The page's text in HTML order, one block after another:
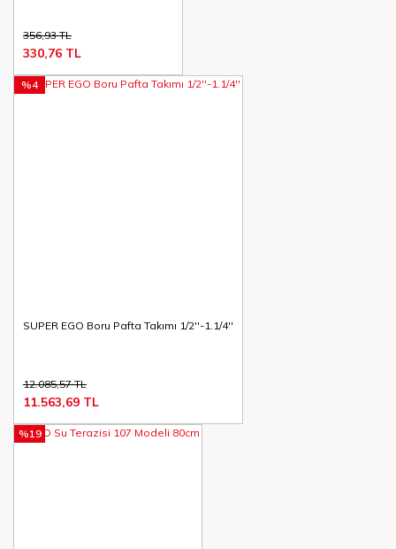
356,93 TL
330,76 TL
SUPER EGO Boru Pafta Takımı 1/2''-1.1/4''
%4
12.085,57 TL
11.563,69 TL
%19